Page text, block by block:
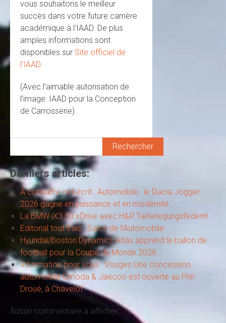
vous souhaitons le meilleur
succès dans votre future carrière
académique à l’IAAD. De plus
amples informations sont
disponibles sur Site officiel de
l’IAAD.
(Avec l’aimable autorisation de
l’image: IAAD pour la Conception
de Carrosserie)
Rechercher
Derniers articles:
A connaître cet écrit : Automobile : le Dacia Jogger
2026 gagne en puissance et en modernité
La BMW iX3 50 xDrive avec H&R Tieferlegungsfedern!
Editorial tout frais : Salon de l’Automobile
Hyundai/Boston Dynamics Atlas apprend le ballon de
football pour la Coupe du Monde 2026
Information pour vous : Vosges Une concession
automobile Omoda & Jaecoo est ouverte au Pré-
Droué, à Chavelot
Aucun commentaire à afficher.